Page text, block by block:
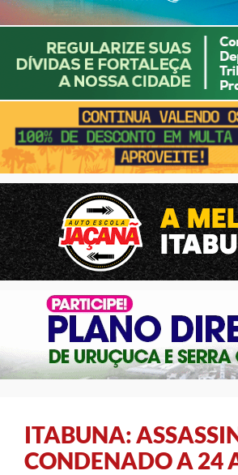
ITABUNA:
CONDENADO A 24